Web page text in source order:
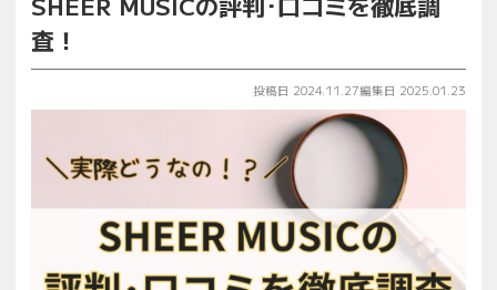
査！
投稿日 2024.11.27編集日 2025.01.23